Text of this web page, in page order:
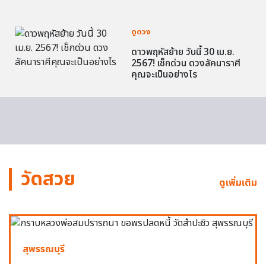
ดูดวง
ดาวพฤหัสย้าย วันนี้ 30 เม.ย.
2567! เช็กด่วน ดวงลัคนาราศี
คุณจะเป็นอย่างไร
วัดสวย ดูเพิ่มเติม
สุพรรณบุรี